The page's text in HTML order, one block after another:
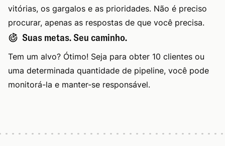
vitórias, os gargalos e as prioridades. Não é preciso
procurar, apenas as respostas de que você precisa.
Suas metas. Seu caminho.
Tem um alvo? Ótimo! Seja para obter 10 clientes ou
uma determinada quantidade de pipeline, você pode
monitorá-la e manter-se responsável.